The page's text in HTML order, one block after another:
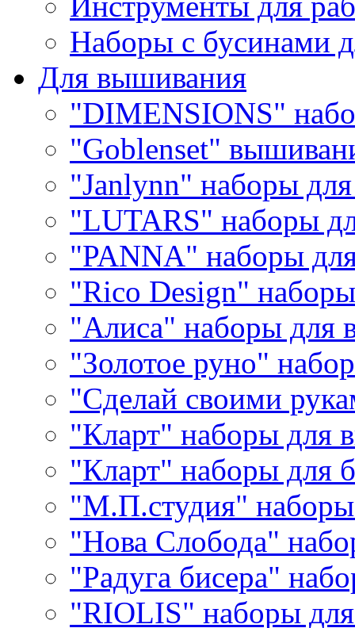
Наборы с бусинами
Для вышивания
"DIMENSIONS"
"Goblenset"
"Janlynn" наборы
"LUTARS" наборы
"PANNA" наборы
"Rico Design"
"Алиса" наборы для
"Золотое руно"
"Сделай своими
"Кларт" наборы для
"Кларт" наборы для
"М.П.студия"
"Нова Слобода"
"Радуга бисера"
"RIOLIS" наборы